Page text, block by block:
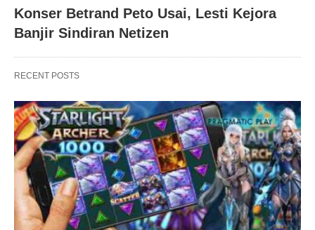
Konser Betrand Peto Usai, Lesti Kejora
Banjir Sindiran Netizen
RECENT POSTS